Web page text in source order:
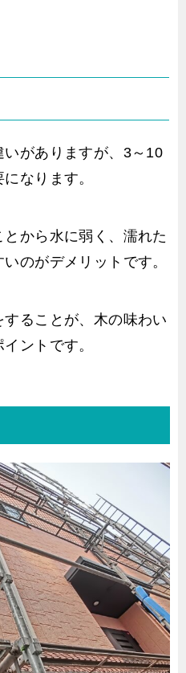
がありますが、3～10
なります。
から水に弱く、濡れた
のがデメリットです。
ることが、木の味わい
ントです。